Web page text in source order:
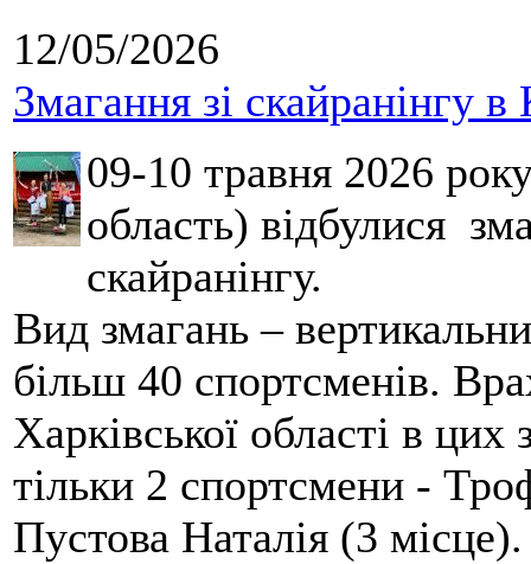
12/05/2026
Змагання зі скайранінгу в
09-10 травня 2026
область) відбулися
скайранінгу.
Вид змагань –
більш 40 спортсменів.
Харківської області в
тільки 2 спортсмени -
Пустова Наталія (3 місце).